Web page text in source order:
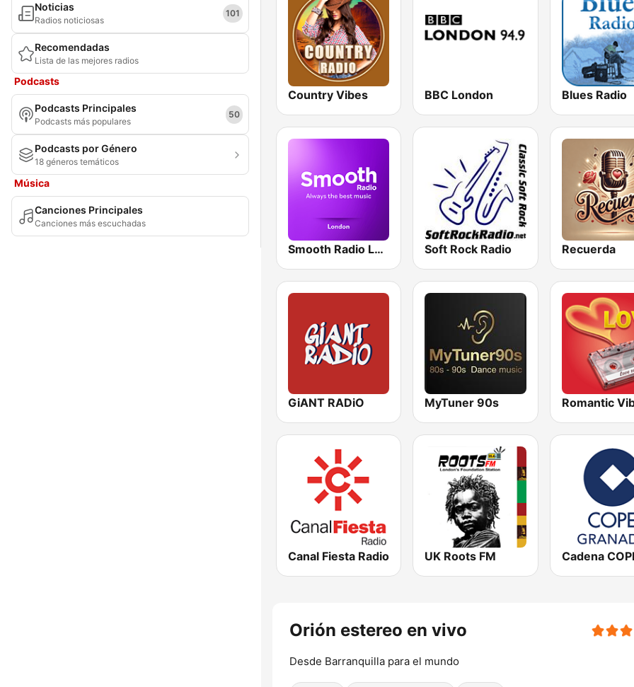
Noticias
Radios noticiosas
101
Recomendadas
Lista de las mejores radios
Podcasts
Podcasts Principales
Podcasts más populares
50
Podcasts por Género
18 géneros temáticos
Música
Canciones Principales
Canciones más escuchadas
Country Vibes BBC London Blues Radio
Smooth Radio London Soft Rock Radio Recuerda
GiANT RADiO MyTuner 90s Romantic
Canal Fiesta Radio UK Roots FM
Orión estereo en vivo
Desde Barranquilla para el mundo